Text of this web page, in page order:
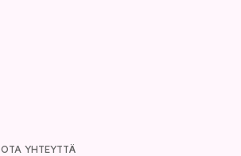
OTA YHTEYTTÄ